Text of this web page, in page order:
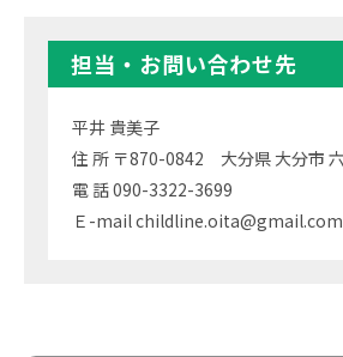
担当・お問い合わせ先
平井 貴美子
住 所 〒870-0842 大分県 大分市
電 話 090-3322-3699
Ｅ-mail childline.oita@gmail.com